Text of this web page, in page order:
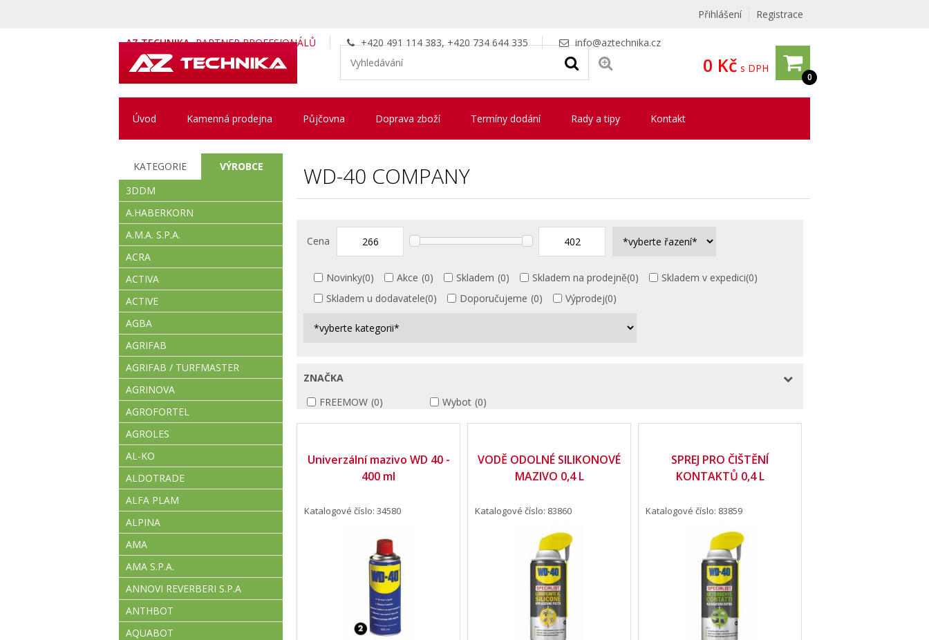
Přihlášení Registrace
AZ TECHNIKA PARTNER PROFESIONÁLŮ +420 491 114 383, +420 734 644 335 info@aztechnika.cz
0
0 Kč s DPH
Úvod Kamenná prodejna Půjčovna Doprava zboží Termíny dodání Rady a tipy Kontakt
WD-40 COMPANY
Cena
Novinky(0) Akce (0) Skladem (0) Skladem na prodejně(0) Skladem v expedici(0)
Skladem u dodavatele(0) Doporučujeme (0) Výprodej(0)
ZNAČKA
FREEMOW (0) Wybot (0)
Univerzální mazivo WD 40 -
400 ml
Katalogové číslo: 34580
VODĚ ODOLNÉ SILIKONOVÉ
MAZIVO 0,4 L
Katalogové číslo: 83860
SPREJ PRO ČIŠTĚNÍ
KONTAKTŮ 0,4 L
Katalogové číslo: 83859
KATEGORIE
VÝROBCE
3DDM
A.HABERKORN
A.M.A. S.P.A.
ACRA
ACTIVA
ACTIVE
AGBA
AGRIFAB
AGRIFAB / TURFMASTER
AGRINOVA
AGROFORTEL
AGROLES
AL-KO
ALDOTRADE
ALFA PLAM
ALPINA
AMA
AMA S.P.A.
ANNOVI REVERBERI S.P.A
ANTHBOT
AQUABOT